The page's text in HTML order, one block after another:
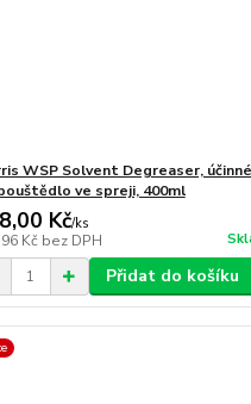
WSP Solvent Degreaser, účinné
ve spreji, 400ml
Kč/ks
Kč bez DPH
Přidat do košíku